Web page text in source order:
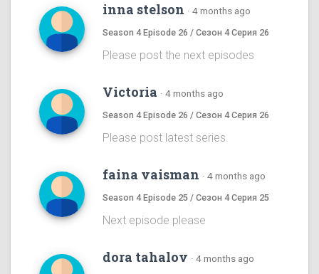
inna stelson · 4 months ago
Season 4 Episode 26 / Сезон 4 Серия 26
Please post the next episodes
Victoria · 4 months ago
Season 4 Episode 26 / Сезон 4 Серия 26
Please post latest series.
faina vaisman · 4 months ago
Season 4 Episode 25 / Сезон 4 Серия 25
Next episode please
dora tahalov · 4 months ago